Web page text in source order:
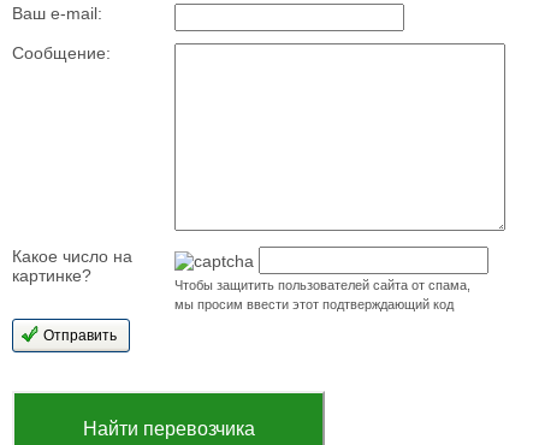
Ваш e-mail:
Сообщение:
Какое число на
картинке?
Чтобы защитить пользователей сайта от спама,
мы просим ввести этот подтверждающий код
Найти перевозчика